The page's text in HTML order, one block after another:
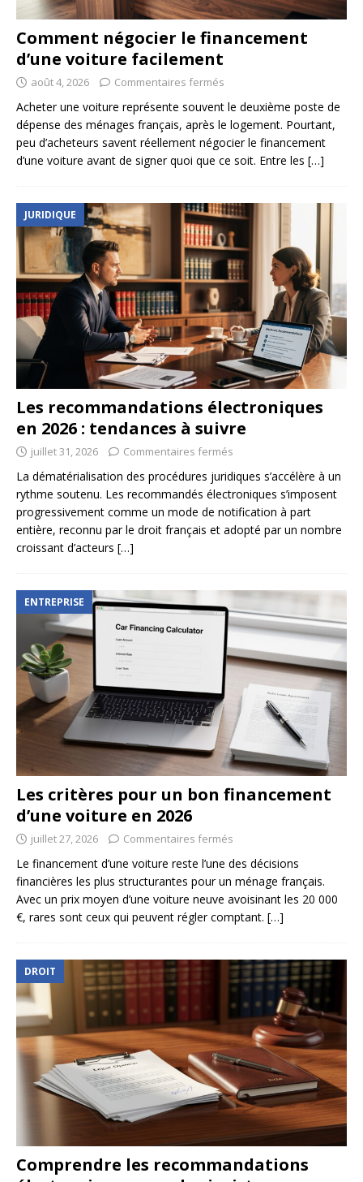
Comment négocier le financement
d’une voiture facilement
août 4, 2026 Commentaires fermés
Acheter une voiture représente souvent le deuxième poste de
dépense des ménages français, après le logement. Pourtant,
peu d’acheteurs savent réellement négocier le financement
d’une voiture avant de signer quoi que ce soit. Entre les […]
JURIDIQUE
Les recommandations électroniques
en 2026 : tendances à suivre
juillet 31, 2026 Commentaires fermés
La dématérialisation des procédures juridiques s’accélère à un
rythme soutenu. Les recommandés électroniques s’imposent
progressivement comme un mode de notification à part
entière, reconnu par le droit français et adopté par un nombre
croissant d’acteurs […]
ENTREPRISE
Les critères pour un bon financement
d’une voiture en 2026
juillet 27, 2026 Commentaires fermés
Le financement d’une voiture reste l’une des décisions
financières les plus structurantes pour un ménage français.
Avec un prix moyen d’une voiture neuve avoisinant les 20 000
€, rares sont ceux qui peuvent régler comptant. […]
DROIT
Comprendre les recommandations